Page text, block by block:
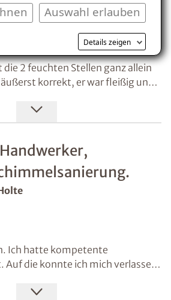
Auswahl erlauben
Details zeigen
die 2 feuchten Stellen ganz allein
korrekt, er war fleißig und
mir gesagt, als ich mich
Schaden wurde professionell
Ich hatte kompetente
Auf die konnte ich mich verlassen.
hat es schnell und